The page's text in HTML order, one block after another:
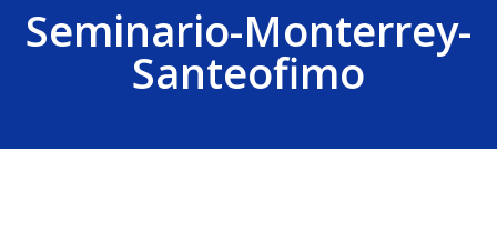
Seminario-Monterrey-
Santeofimo